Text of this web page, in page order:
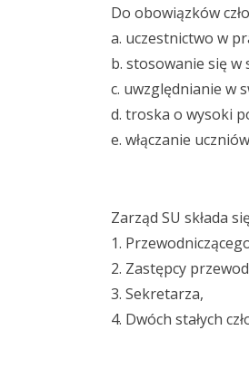
Do obowiązków
a. uczestnictwo w
b. stosowanie się w
c. uwzględnianie w
d. troska o wysoki
e. włączanie
Zarząd SU składa
1.
2. Zastępcy
3. Sekretarza,
4. Dwóch stałych